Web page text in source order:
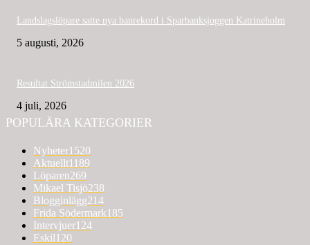
Landslagslöpare satte nya banrekord i Sparbanksjoggen Katrineholm
5 augusti, 2026
Resultat Strömstadmilen 2026
4 juli, 2026
POPULÄRA KATEGORIER
Nyheter1520
Aktuellt1189
Löparen269
Mikael Tisjö238
Blogginlägg214
Frida Södermark185
Intervjuer124
Eskil120